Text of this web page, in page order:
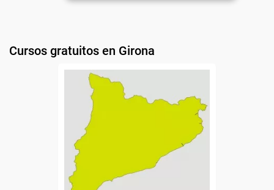
Cursos gratuitos en Girona